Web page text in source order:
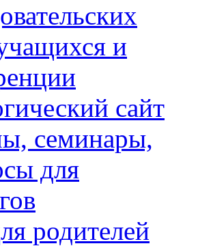
и
сайт
семинары,
для
родителей